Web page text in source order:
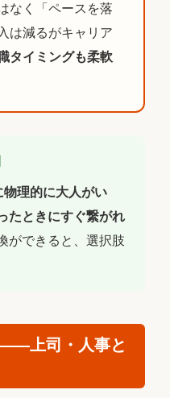
なく「ペースを落
は減るがキャリア
タイミングも柔軟
物理的に大人がい
たときにすぐ繋がれ
ができると、選択肢
上司・人事と